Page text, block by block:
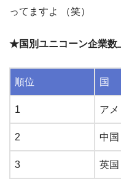
ってますよ （笑）
★国別ユニコーン企業数
順位 国
1 アメ
2 中国
3 英国